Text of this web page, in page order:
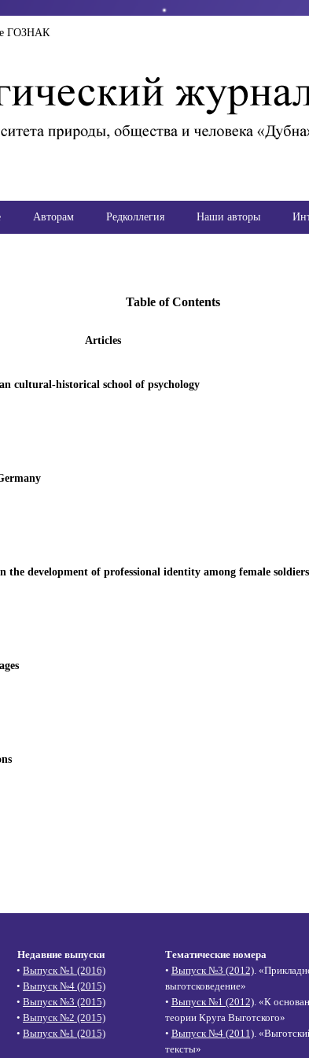
ГОЗНАК
Авторам Редколлегия Наши авторы
Table of Contents
Articles
cultural-historical school of psychology
the development of professional identity among female soldiers
Недавние выпуски
•Выпуск №1 (2016)
•Выпуск №4 (2015)
•Выпуск №3 (2015)
•Выпуск №2 (2015)
•Выпуск №1 (2015)
Тематические номера
• Выпуск №3 (2012).
выготсковедение»
• Выпуск №1 (2012). «К
теории Круга Выготского»
• Выпуск №4 (2011).
тексты»